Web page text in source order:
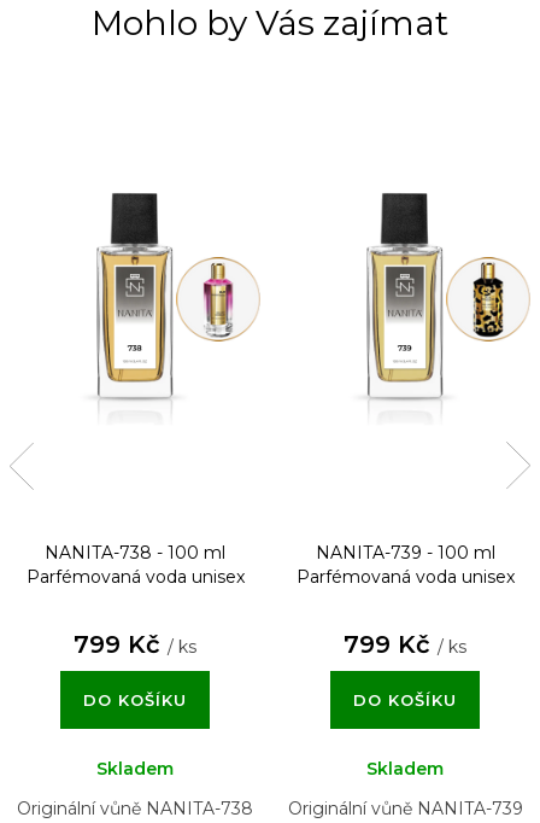
Mohlo by Vás zajímat
NANITA-738 - 100 ml
Parfémovaná voda unisex
799 Kč / ks
DO KOŠÍKU
Skladem
Originální vůně NANITA-738
NANITA-739 - 100 ml
Parfémovaná voda unisex
799 Kč / ks
DO KOŠÍKU
Skladem
Originální vůně NANITA-739